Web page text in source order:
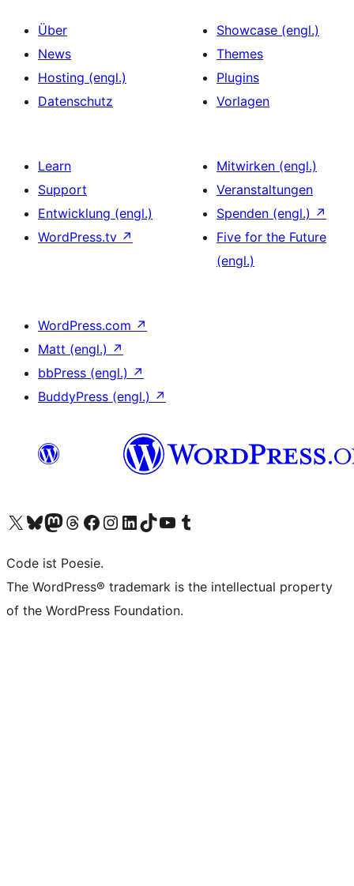
Über
News
Hosting (engl.)
Datenschutz
Showcase (engl.)
Themes
Plugins
Vorlagen
Learn
Support
Entwicklung (engl.)
WordPress.tv ↗
Mitwirken (engl.)
Veranstaltungen
Spenden (engl.) ↗
Five for the Future
(engl.)
WordPress.com ↗
Matt (engl.) ↗
bbPress (engl.) ↗
BuddyPress (engl.) ↗
Unser X-Konto (früher Twitter) besuchen
Unser Bluesky-Konto besuchen
Unser Mastodon-Konto besuchen
Unser Threads-Konto besuchen
Unsere Facebook-Seite besuchen
Unser Instagram-Konto besuchen
Unser LinkedIn-Konto besuchen
Unser TikTok-Konto besuchen
Unseren YouTube-Kanal besuchen
Unser Tumblr-Konto besuchen
Code ist Poesie.
The WordPress® trademark is the intellectual property
of the WordPress Foundation.